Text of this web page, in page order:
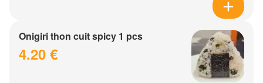
Onigiri thon cuit spicy 1 pcs
4.20 €